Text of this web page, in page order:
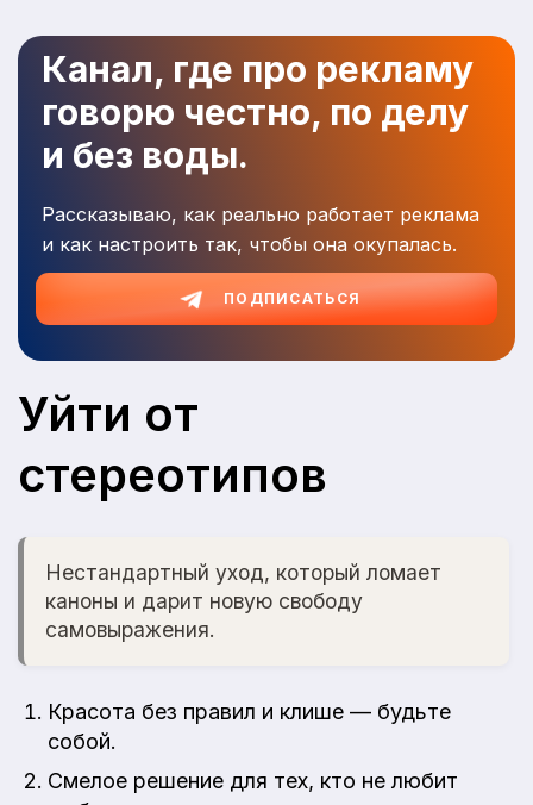
Канал, где про рекламу
говорю честно, по делу
и без воды.
Рассказываю, как реально работает реклама
и как настроить так, чтобы она окупалась.
ПОДПИСАТЬСЯ
Уйти от
стереотипов
Нестандартный уход, который ломает
каноны и дарит новую свободу
самовыражения.
Красота без правил и клише — будьте
собой.
Смелое решение для тех, кто не любит